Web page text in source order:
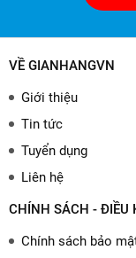
VỀ GIANHANGVN
Giới thiệu
Tin tức
Tuyển dụng
Liên hệ
CHÍNH SÁCH - ĐIỀU
Chính sách bảo